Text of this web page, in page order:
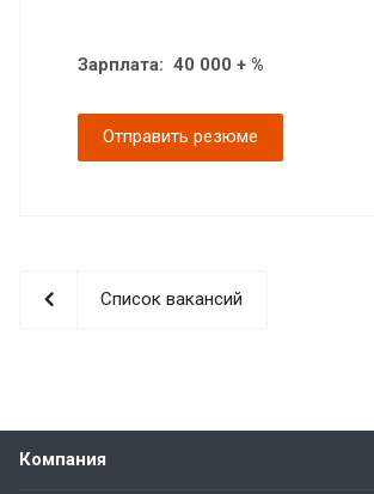
Зарплата: 40 000 + %
Отправить резюме
Список вакансий
Компания